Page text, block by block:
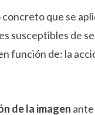
que se
susceptibles de
función de: la
de la imagen